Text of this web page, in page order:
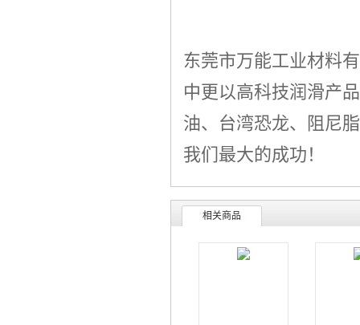
东莞市万能工业材料
中更以高科技润滑产
油、 台湾恐龙、阻尼
我们最大的成功！
相关商品